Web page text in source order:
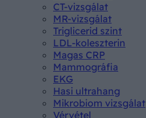
CT-vizsgálat
MR-vizsgálat
Triglicerid szint
LDL-koleszterin
Magas CRP
Mammográfia
EKG
Hasi ultrahang
Mikrobiom vizsgálat
Vérvétel